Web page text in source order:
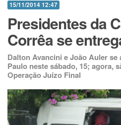
15/11/2014 12:47
Presidentes da
Corrêa se
Dalton Avancini e João Auler se
Paulo neste sábado, 15; agora,
Operação Juízo Final